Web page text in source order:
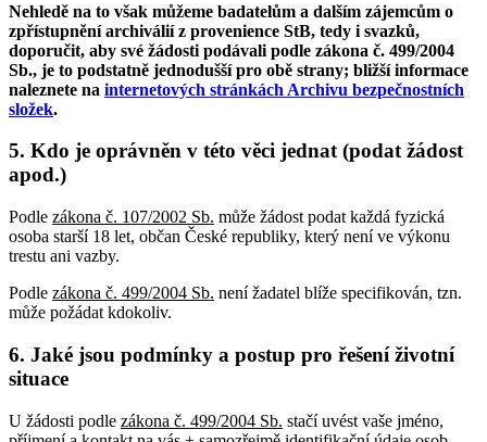
Nehledě na to však můžeme badatelům a dalším zájemcům o
zpřístupnění archiválií z provenience StB, tedy i svazků,
doporučit, aby své žádosti podávali podle zákona č. 499/2004
Sb., je to podstatně jednodušší pro obě strany; bližší informace
naleznete na internetových stránkách Archivu bezpečnostních
složek.
5. Kdo je oprávněn v této věci jednat (podat žádost
apod.)
Podle zákona č. 107/2002 Sb. může žádost podat každá fyzická
osoba starší 18 let, občan České republiky, který není ve výkonu
trestu ani vazby.
Podle zákona č. 499/2004 Sb. není žadatel blíže specifikován, tzn.
může požádat kdokoliv.
6. Jaké jsou podmínky a postup pro řešení životní
situace
U žádosti podle zákona č. 499/2004 Sb. stačí uvést vaše jméno,